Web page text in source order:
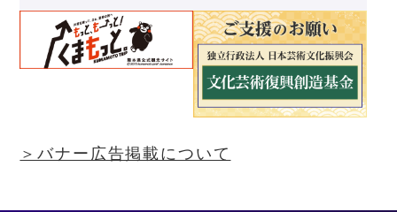
＞バナー広告掲載について